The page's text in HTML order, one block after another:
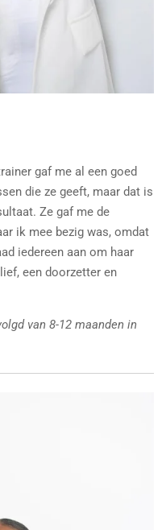
gaf me al een goed
die ze geeft, maar dat is
Ze gaf me de
ik mee bezig was, omdat
iedereen aan om haar
een doorzetter en
van 8-12 maanden in